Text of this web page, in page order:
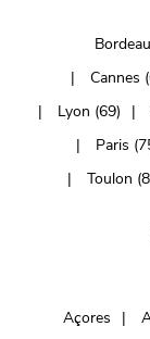
Cannes
Lyon (69)
Paris
Toulon
Açores